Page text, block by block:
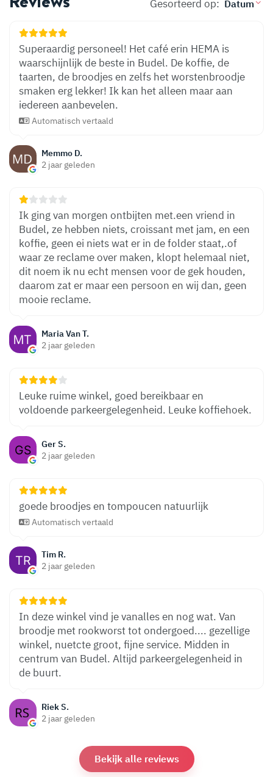
Gesorteerd op:
Memmo D.
2 jaar geleden
Superaardig personeel! Het café erin HEMA is
waarschijnlijk de beste in Budel. De koffie, de
taarten, de broodjes en zelfs het worstenbroodje
smaken erg lekker! Ik kan het alleen maar aan
iedereen aanbevelen.
Automatisch vertaald
Maria Van T.
2 jaar geleden
Ik ging van morgen ontbijten met.een vriend in
Budel, ze hebben niets, croissant met jam, en een
koffie, geen ei niets wat er in de folder staat,.of
waar ze reclame over maken, klopt helemaal niet,
dit noem ik nu echt mensen voor de gek houden,
daarom zat er maar een persoon en wij dan, geen
mooie reclame.
Ger S.
2 jaar geleden
Leuke ruime winkel, goed bereikbaar en
voldoende parkeergelegenheid. Leuke koffiehoek.
Tim R.
2 jaar geleden
goede broodjes en tompoucen natuurlijk
Automatisch vertaald
Riek S.
2 jaar geleden
In deze winkel vind je vanalles en nog wat. Van
broodje met rookworst tot ondergoed.... gezellige
winkel, nuetcte groot, fijne service. Midden in
centrum van Budel. Altijd parkeergelegenheid in
de buurt.
Bekijk alle reviews